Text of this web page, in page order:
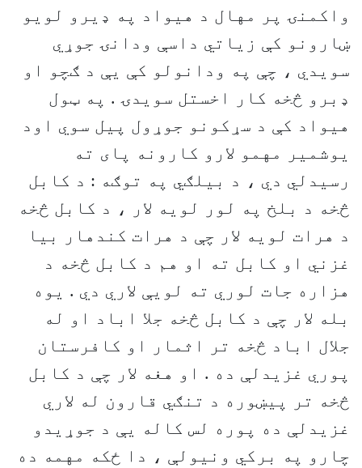
واکمنۍ پر مهال د هيواد په ډيرو لويو
ښارونو کې زياتي داسې ودانۍ جوړي
سويدي ، چې په ودانولو کې يې د ګچو او
ډبرو څخه کار اخستل سويدۍ . په ټول
هيواد کې د سړکونو جوړول پيل سوي اود
يوشمير مهمو لارو کارونه پای ته
رسيدلي دي ، د بيلګي په توګه : د کابل
څخه د بلخ په لور لويه لار ، د کابل څخه
د هرات لويه لار چې د هرات کندهار بيا
غزني او کابل ته او هم د کابل څخه د
هزاره جات لوري ته لويې لاري دي . يوه
بله لار چې د کابل څخه جلا اباد او له
جلال اباد څخه تر اثمار او کافرستان
پوري غزيدلې ده . او هغه لار چې د کابل
څخه تر پيښوره د تنګي قارون له لاري
غزيدلې ده پوره لس کاله يې د جوړيدو
چارو په برکي ونيولې ، دا ځکه مهمه ده